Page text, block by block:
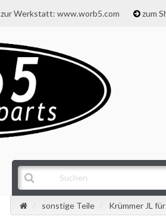
zur Werkstatt: www.worb5.com zum
sonstige Teile Krümmer JL